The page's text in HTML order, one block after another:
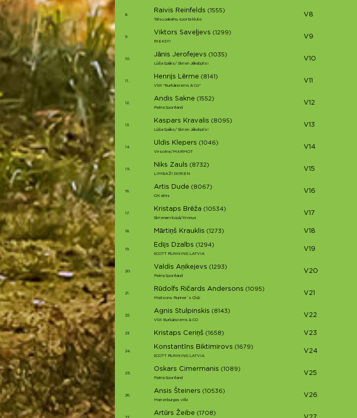
8.
Raivis Reinfelds (1555)
Talsu pakalnu sporta klubs
V8
9.
Viktors Saveļjevs (1299)
RIEKSTI
V9
10.
Jānis Jerofejevs (1035)
Lūša Spēks/ Skrien Jēkabpils!
V10
11.
Henrijs Lērme (8141)
VSK "Burkānciems & Co"
V11
12.
Andis Sakne (1552)
Patria Sportland
V12
13.
Kaspars Kravalis (8095)
Lūša Spēks/ Skrien Jēkabpils!
V13
14.
Uldis Klepers (1046)
Virsotne/MARMOT
V14
15.
Niks Zauls (8732)
LIMBAŽI SKRIEN
V15
16.
Artis Dude (8067)
OK alnis
V16
17.
Kristaps Brēža (10534)
Skrienam kopā/Kronus
V17
18. Mārtiņš Krauklis (1273) V18
19.
Edijs Dzalbs (1294)
SCOTT RUNNING LATVIA
V19
20.
Valdis Aņikejevs (1293)
Patria Sportland
V20
21.
Rūdolfs Ričards Andersons (1095)
Matisons Runner`s Club
V21
22.
Agnis Stulpinskis (8143)
VSK Burkānciems & CO
V22
23. Kristaps Ceriņš (1658) V23
24.
Konstantīns Biktimirovs (1679)
SCOTT RUNNING LATVIA
V24
25.
Oskars Cimermanis (1089)
Patria Sportland
V25
26.
Ansis Šteiners (10536)
Marienburgas vilki
V26
27.
Artūrs Žeibe (1708)